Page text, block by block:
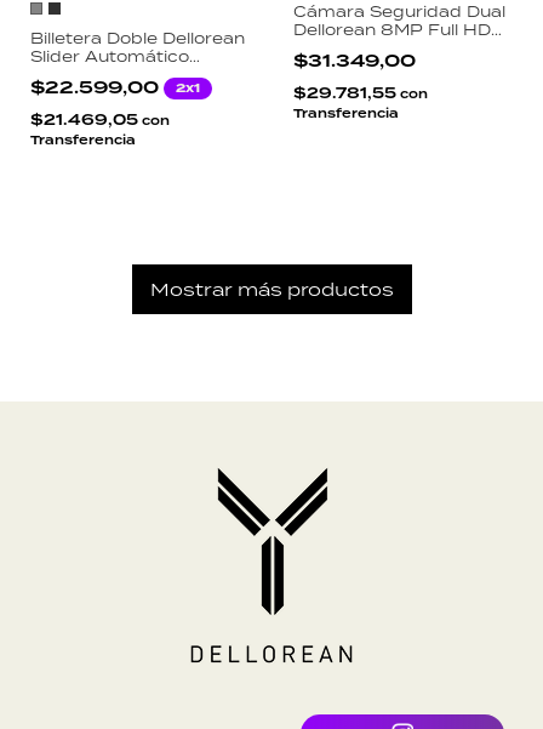
Billetera Doble Dellorean
Slider Automático
Aluminio Protección
RFID Tarjetero
Inteligente Slim Hombre
$22.599,00 2x1
$21.469,05 con
Transferencia
Cámara Seguridad Dual
Dellorean 8MP Full HD
1080p Autotracking WiFi
Audio Bidireccional
Visión Nocturna App
V380
$31.349,00
$29.781,55 con
Transferencia
Mostrar más productos